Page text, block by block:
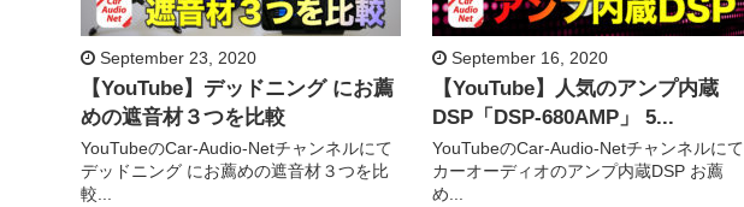
September 23, 2020
【YouTube】デッドニング にお薦
めの遮音材３つを比較
YouTubeのCar-Audio-Netチャンネルにて
デッドニング にお薦めの遮音材３つを比
較...
September 16, 2020
【YouTube】人気のアンプ内蔵
DSP「DSP-680AMP」 5...
YouTubeのCar-Audio-Netチャンネルにて
カーオーディオのアンプ内蔵DSP お薦
め...